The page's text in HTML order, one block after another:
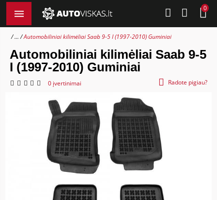
0
... Automobiliniai kilimėliai Saab 9-5 I (1997-2010) Guminiai
Automobiliniai kilimėliai Saab 9-5
I (1997-2010) Guminiai
0 įvertinimai Radote pigiau?